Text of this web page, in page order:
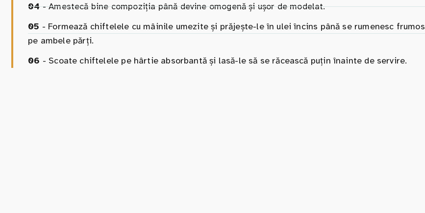
04- Amestecă bine compoziția până devine omogenă și ușor de modelat.
05 - Formează chiftelele cu mâinile umezite și prăjește-le în ulei încins până se rumenesc frumos
pe ambele părți.
06 - Scoate chiftelele pe hârtie absorbantă și lasă-le să se răcească puțin înainte de servire.